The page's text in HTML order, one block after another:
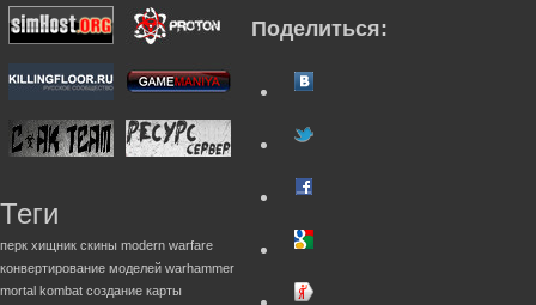
Теги
перк хищник скины modern warfare
конвертирование моделей warhammer
mortal kombat создание карты
Поделиться: